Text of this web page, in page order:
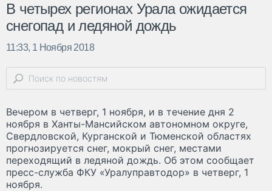
В четырех регионах Урала ожидается
снегопад и ледяной дождь
11:33, 1 Ноября 2018
Вечером в четверг, 1 ноября, и в течение дня 2
ноября в Ханты-Мансийском автономном округе,
Свердловской, Курганской и Тюменской областях
прогнозируется снег, мокрый снег, местами
переходящий в ледяной дождь. Об этом сообщает
пресс-служба ФКУ «Уралуправтодор» в четверг, 1
ноября.